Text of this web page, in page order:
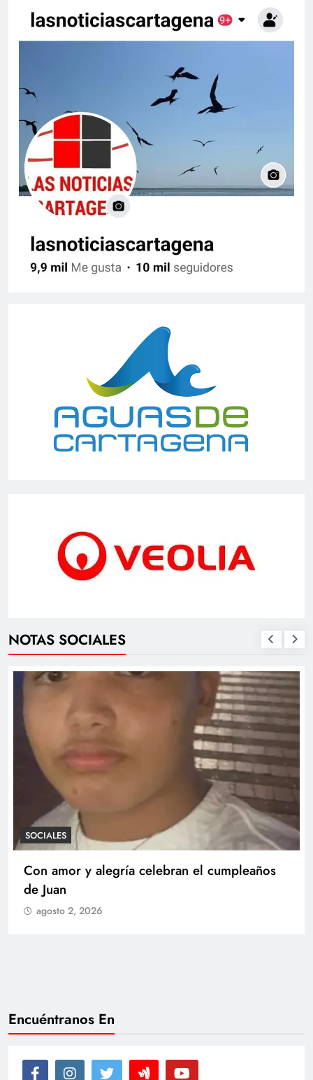
NOTAS SOCIALES
SOCIALES
Con amor y alegría celebran el cumpleaños
de Juan
agosto 2, 2026
Encuéntranos En